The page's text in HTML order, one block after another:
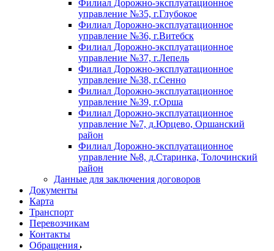
Филиал Дорожно-эксплуатационное
управление №35, г.Глубокое
Филиал Дорожно-эксплуатационное
управление №36, г.Витебск
Филиал Дорожно-эксплуатационное
управление №37, г.Лепель
Филиал Дорожно-эксплуатационное
управление №38, г.Сенно
Филиал Дорожно-эксплуатационное
управление №39, г.Орша
Филиал Дорожно-эксплуатационное
управление №7, д.Юрцево, Оршанский
район
Филиал Дорожно-эксплуатационное
управление №8, д.Старинка, Толочинский
район
Данные для заключения договоров
Документы
Карта
Транспорт
Перевозчикам
Контакты
Обращения